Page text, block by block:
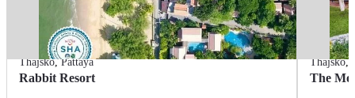
Thajsko,Pattaya
Rabbit Resort
Thajsko,
The